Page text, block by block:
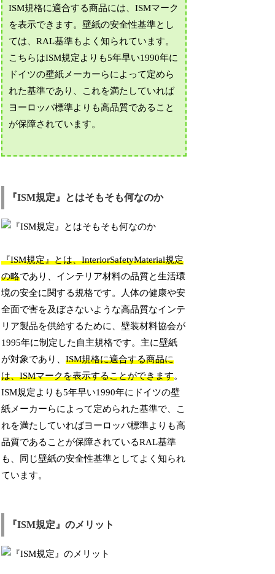
ISM規格に適合する商品には、ISMマーク
を表示できます。壁紙の安全性基準とし
ては、RAL基準もよく知られています。
こちらはISM規定よりも5年早い1990年に
ドイツの壁紙メーカーらによって定めら
れた基準であり、これを満たしていれば
ヨーロッパ標準よりも高品質であること
が保障されています。
『ISM規定』とはそもそも何なのか
『ISM規定』とは、InteriorSafetyMaterial規定
の略であり、インテリア材料の品質と生活環
境の安全に関する規格です。人体の健康や安
全面で害を及ぼさないような高品質なインテ
リア製品を供給するために、壁装材料協会が
1995年に制定した自主規格です。主に壁紙
が対象であり、ISM規格に適合する商品に
は、ISMマークを表示することができます。
ISM規定よりも5年早い1990年にドイツの壁
紙メーカーらによって定められた基準で、こ
れを満たしていればヨーロッパ標準よりも高
品質であることが保障されているRAL基準
も、同じ壁紙の安全性基準としてよく知られ
ています。
『ISM規定』のメリット